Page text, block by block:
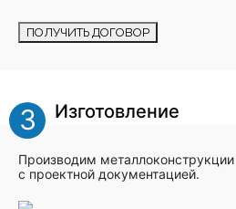
ПОЛУЧИТЬ ДОГОВОР
3 Изготовление
Производим металлоконструкции
с проектной документацией.